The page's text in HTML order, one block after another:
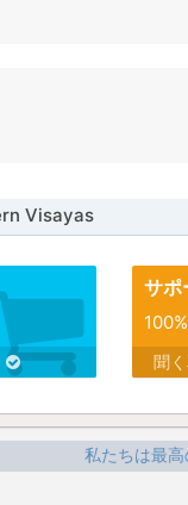
Visayas
サポ
聞
私たちは最